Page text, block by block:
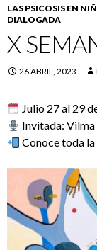
LAS PSICOSIS EN
DIALOGADA
X
26 ABRIL, 2023
Julio 27 al 29
Invitada: Vilma
Conoce toda